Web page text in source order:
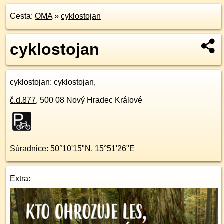
Cesta: OMA» cyklostojan
cyklostojan
cyklostojan: cyklostojan,
č.d.877, 500 08 Nový Hradec Králové
Súradnice: 50°10'15"N , 15°51'26"E
Extra: